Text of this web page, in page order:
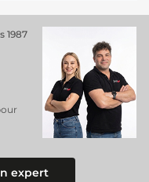
1987
expert